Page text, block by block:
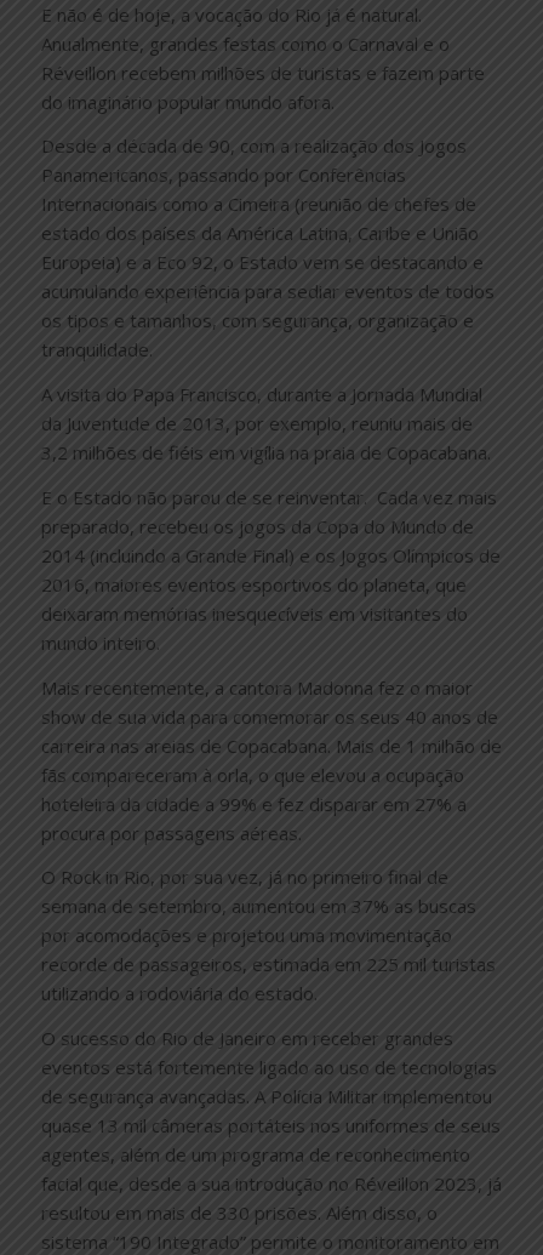
E não é de hoje, a vocação do Rio já é natural.
Anualmente, grandes festas como o Carnaval e o
Réveillon recebem milhões de turistas e fazem parte
do imaginário popular mundo afora.
Desde a década de 90, com a realização dos Jogos
Panamericanos, passando por Conferências
Internacionais como a Cimeira (reunião de chefes de
estado dos países da América Latina, Caribe e União
Europeia) e a Eco 92, o Estado vem se destacando e
acumulando experiência para sediar eventos de todos
os tipos e tamanhos, com segurança, organização e
tranquilidade.
A visita do Papa Francisco, durante a Jornada Mundial
da Juventude de 2013, por exemplo, reuniu mais de
3,2 milhões de fiéis em vigília na praia de Copacabana.
E o Estado não parou de se reinventar. Cada vez mais
preparado, recebeu os jogos da Copa do Mundo de
2014 (incluindo a Grande Final) e os Jogos Olímpicos de
2016, maiores eventos esportivos do planeta, que
deixaram memórias inesquecíveis em visitantes do
mundo inteiro.
Mais recentemente, a cantora Madonna fez o maior
show de sua vida para comemorar os seus 40 anos de
carreira nas areias de Copacabana. Mais de 1 milhão de
fãs compareceram à orla, o que elevou a ocupação
hoteleira da cidade a 99% e fez disparar em 27% a
procura por passagens aéreas.
O Rock in Rio, por sua vez, já no primeiro final de
semana de setembro, aumentou em 37% as buscas
por acomodações e projetou uma movimentação
recorde de passageiros, estimada em 225 mil turistas
utilizando a rodoviária do estado.
O sucesso do Rio de Janeiro em receber grandes
eventos está fortemente ligado ao uso de tecnologias
de segurança avançadas. A Polícia Militar implementou
quase 13 mil câmeras portáteis nos uniformes de seus
agentes, além de um programa de reconhecimento
facial que, desde a sua introdução no Réveillon 2023, já
resultou em mais de 330 prisões. Além disso, o
sistema “190 Integrado” permite o monitoramento em